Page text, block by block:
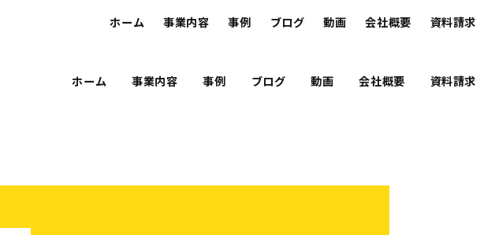
ホーム 事業内容 事例 ブログ 動画 会社概要 資料請求
ホーム 事業内容 事例 ブログ 動画 会社概要 資料請求